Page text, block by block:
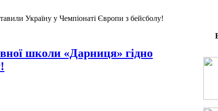
Україну у Чемпіонаті Європи з бейсболу!
школи «Дарниця» гідно